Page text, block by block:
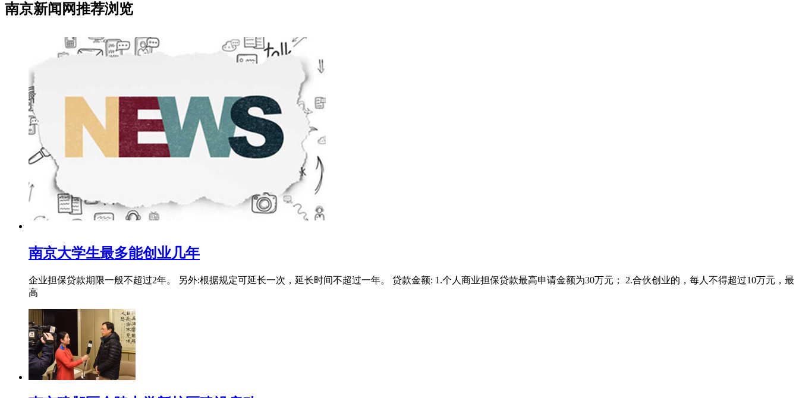
南京新闻网推荐浏览
南京大学生最多能创业几年
企业担保贷款期限一般不超过2年。 另外:根据规定可延长一次，延长时间不超过一年。 贷款金额: 1.个人商业担保贷款最高申请金额为30万元； 2.合伙创业的，每人不得超过10万元，最
高